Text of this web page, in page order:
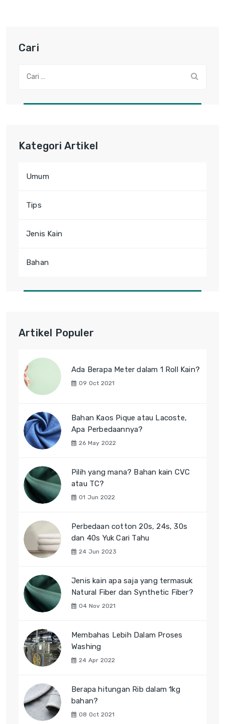
Cari
Kategori Artikel
Umum
Tips
Jenis Kain
Bahan
Artikel Populer
Ada Berapa Meter dalam 1 Roll Kain?
09 Oct 2021
Bahan Kaos Pique atau Lacoste,
Apa Perbedaannya?
26 May 2022
Pilih yang mana? Bahan kain CVC
atau TC?
01 Jun 2022
Perbedaan cotton 20s, 24s, 30s
dan 40s Yuk Cari Tahu
24 Jun 2023
Jenis kain apa saja yang termasuk
Natural Fiber dan Synthetic Fiber?
04 Nov 2021
Membahas Lebih Dalam Proses
Washing
24 Apr 2022
Berapa hitungan Rib dalam 1kg
bahan?
08 Oct 2021